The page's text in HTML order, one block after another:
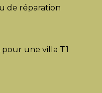
de réparation
une villa T1